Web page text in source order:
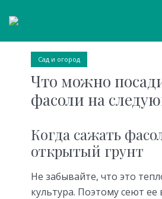
Сад и огород
Что можно
фасоли на
Когда сажать
открытый грунт
Не забывайте, что это
культура. Поэтому сеют